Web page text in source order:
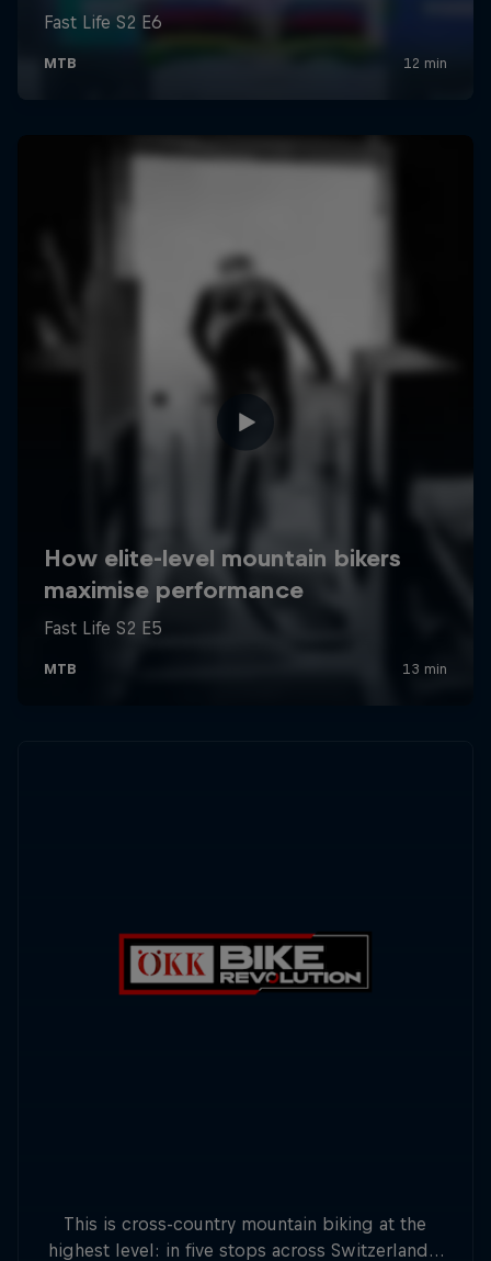
This is cross-country mountain biking at the
highest level: in five stops across Switzerland a